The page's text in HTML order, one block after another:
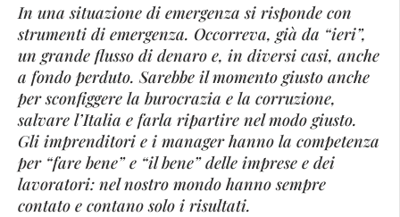
In una situazione di emergenza si risponde con
strumenti di emergenza. Occorreva, già da “ieri”,
un grande flusso di denaro e, in diversi casi, anche
a fondo perduto. Sarebbe il momento giusto anche
per sconfiggere la burocrazia e la corruzione,
salvare l’Italia e farla ripartire nel modo giusto.
Gli imprenditori e i manager hanno la competenza
per “fare bene” e “il bene” delle imprese e dei
lavoratori: nel nostro mondo hanno sempre
contato e contano solo i risultati.